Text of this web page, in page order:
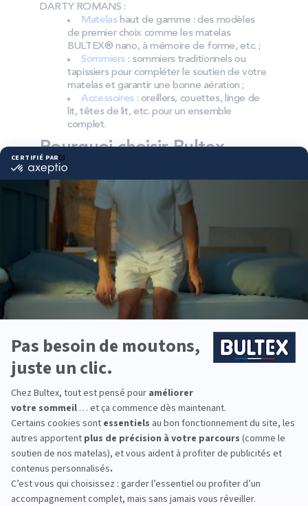
DARTY ROMANS :
Matelashaut de gamme : des modèles
de premier choix comme les matelas
BULTEX® nano, à mémoire de forme, etc. ;
Sommiers : sommiers traditionnels ou
tapissiers pour compléter le soutien de votre
matelas et garantir une bonne aération ;
Accessoires: oreillers, couettes, linge de
lit, têtes de lit, etc. pour un ensemble
complet.
Pourquoi choisir Bultex
comme literie ?
Bultex est parmi les marques les plus détenues par
les Français* et bénéficie d’un savoir‑faire reconnu
en matière de confort et de durabilité.
Les matelas Bultex se déclinent en plusieurs
fermetés. Associés au sommier adapté, ils offrent
un niveau de soutien cohérent avec votre
morphologie et vos habitudes de sommeil.
Des solutions existent pour toute la famille : jeunes,
adultes et couples, avec différentes tailles et
accueils pour équiper chaque chambre.
*Marque la plus détenue : 18 599 personnes
interrogées de février 2019 à mars 2025. Institut
Iligo.
DARTY ROMANS : essayez
avant d'acheter
Passez en magasin pour tester plusieurs conforts,
comparer les sensations et retenir le duo matelas–
sommier qui vous convient. Quelques minutes
allongé(e) suffisent pour sentir la différence.
Heures